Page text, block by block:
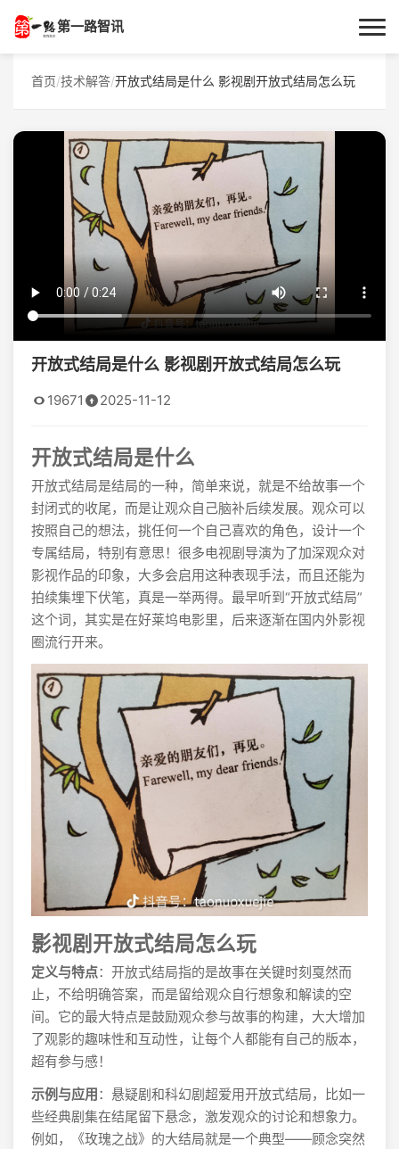
第一路智讯
首页
技术解答
数码科技
首页 /技术解答/开放式结局是什么 影视剧开放式结局怎么玩
开放式结局是什么 影视剧开放式结局怎么玩
19671 2025-11-12
开放式结局是什么
开放式结局是结局的一种，简单来说，就是不给故事一个
封闭式的收尾，而是让观众自己脑补后续发展。观众可以
按照自己的想法，挑任何一个自己喜欢的角色，设计一个
专属结局，特别有意思！很多电视剧导演为了加深观众对
影视作品的印象，大多会启用这种表现手法，而且还能为
拍续集埋下伏笔，真是一举两得。最早听到“开放式结局”
这个词，其实是在好莱坞电影里，后来逐渐在国内外影视
圈流行开来。
影视剧开放式结局怎么玩
定义与特点：开放式结局指的是故事在关键时刻戛然而
止，不给明确答案，而是留给观众自行想象和解读的空
间。它的最大特点是鼓励观众参与故事的构建，大大增加
了观影的趣味性和互动性，让每个人都能有自己的版本，
超有参与感！
示例与应用 ：悬疑剧和科幻剧超爱用开放式结局，比如一
些经典剧集在结尾留下悬念，激发观众的讨论和想象力。
例如，《玫瑰之战》的大结局就是一个典型——顾念突然